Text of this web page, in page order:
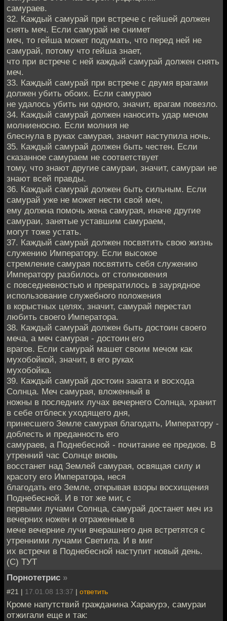
самураев.
32. Каждый самурай при встрече с гейшей должен
снять меч. Если самурай не снимет
меч, то гейша может подумать, что перед ней не
самурай, потому что гейша знает,
что при встрече с ней каждый самурай должен снять
меч.
33. Каждый самурай при встрече с двумя врагами
должен убить обоих. Если самураю
не удалось убить ни одного, значит, врагам повезло.
34. Каждый самурай должен наносить удар мечом
молниеносно. Если молния не
блеснула в руках самурая, значит наступила ночь.
35. Каждый самурай должен быть честен. Если
сказанное самураем не соответствует
тому, что знают другие самураи, значит, самураи не
знают всей правды.
36. Каждый самурай должен быть сильным. Если
самурай уже не может нести свой меч,
ему должна помочь жена самурая, иначе другие
самураи, занятые уставшим самураем,
могут тоже устать.
37. Каждый самурай должен посвятить свою жизнь
служению Императору. Если высокое
стремление самурая посвятить себя служению
Императору разбилось от столкновения
с повседневностью и превратилось в заурядное
использование служебного положения
в корыстных целях, значит, самурай перестал
любить своего Императора.
38. Каждый самурай должен быть достоин своего
меча, а меч самурая - достоин его
врагов. Если самурай машет своим мечом как
мухобойкой, значит, в его руках
мухобойка.
39. Каждый самурай достоин заката и восхода
Солнца. Меч самурая, вложенный в
ножны в последних лучах вечернего Солнца, хранит
в себе отблеск уходящего дня,
принесшего Земле самурая благодать, Императору -
доблесть и преданность его
самураев, а Поднебесной - почитание ее предков. В
утренний час Солнце вновь
восстанет над Землей самурая, освящая силу и
красоту его Императора, неся
благодать его Земле, открывая взоры восхищения
Поднебесной. И в тот же миг, с
первыми лучами Солнца, самурай достанет меч из
вечерних ножен и отраженные в
мече вечерние лучи вчерашнего дня встретятся с
утренними лучами Светила. И в миг
их встречи в Поднебесной наступит новый день.
(С) ТУТ
Порнотетрис »
#21 | 17.01.08 13:37 | ответить
Кроме напутствий гражданина Харакурэ, самураи
отжигали еще и так: